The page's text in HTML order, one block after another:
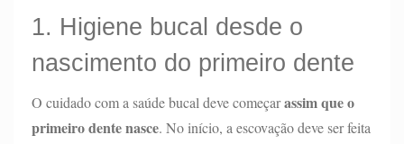
1. Higiene bucal desde o
nascimento do primeiro dente
O cuidado com a saúde bucal deve começarassim que o
primeiro dente nasce. No início, a escovação deve ser feita